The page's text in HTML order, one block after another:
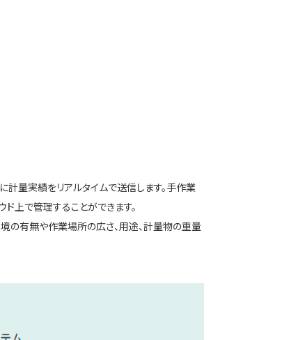
計量実績をリアルタイムで送信します。手作業
上で管理することができます。
境の有無や作業場所の広さ、用途、計量物の重量